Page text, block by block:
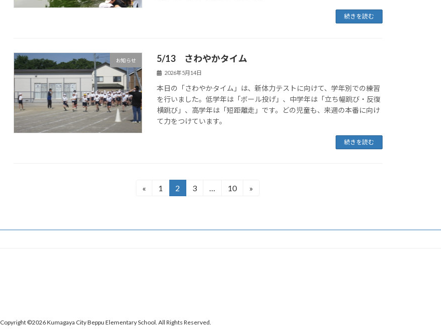
続きを読む
お知らせ 5/13 さわやかタイム
2026年5月14日
本日の「さわやかタイム」は、新体力テストに向けて、学年別での練習
を行いました。低学年は「ボール投げ」、中学年は「立ち幅跳び・反復
横跳び」、高学年は「短距離走」です。どの児童も、来週の本番に向け
て力をつけています。
続きを読む
の
り
«
固
1
固
2
固
3 …
固
10 »
Copyright ©2026 Kumagaya City Beppu Elementary School. All Rights Reserved.